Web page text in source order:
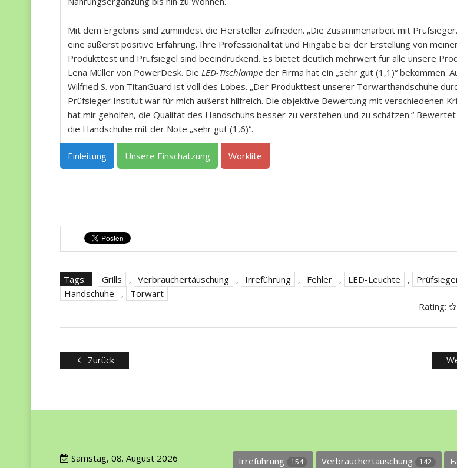
Mit dem Ergebnis sind zumindest die Hersteller zufrieden. „Die Zusammenarbeit mit
eine äußerst positive Erfahrung. Ihre Professionalität und Hingabe bei der Erstellung von
Produkttest und Prüfsiegel sind beeindruckend. Es bietet deutlich mehrwert für alle unsere
Lena Müller von PowerDesk. Die LED-Tischlampe der Firma hat ein „sehr gut (1,1)“ bekommen.
Wilfried S. von TitanGuard ist voll des Lobes. „Der Produkttest unserer Torwarthandschuhe
Prüfsieger Institut war für mich äußerst hilfreich. Die objektive Bewertung mit verschiedenen
hat mir geholfen, die Qualität des Handschuhs besser zu verstehen und zu schätzen.“
die Handschuhe mit der Note „sehr gut (1,6)“.
Einleitung Unsere Einschätzung Worklite
Tags: Grills , Verbrauchertäuschung , Irreführung , Fehler , LED-Leuchte ,
Handschuhe
,
Torwart
Rating:
Zurück
Samstag, 08. August 2026 Irreführung 154 Verbrauchertäuschung 142